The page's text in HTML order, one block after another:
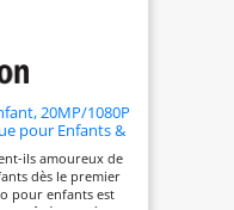
pour
microSD (non
/ Réglage
luminosité
:
20MP/1080P
pour Enfants &
Cadeau de
Garçons de 3
ils amoureux de
dès le premier
pour enfants est